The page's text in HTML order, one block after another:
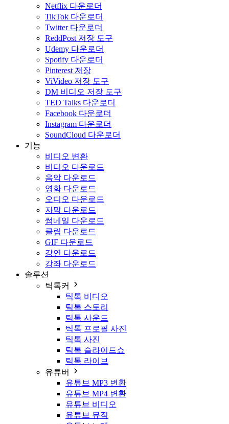
Netflix 다운로더
TikTok 다운로더
Twitter 다운로더
ReddPost 저장 도구
Udemy 다운로더
Spotify 다운로더
Pinterest 저장
ViVideo 저장 도구
DM 비디오 저장 도구
TED Talks 다운로더
Facebook 다운로더
Instagram 다운로더
SoundCloud 다운로더
기능
비디오 변환
비디오 다운로드
음악 다운로드
영화 다운로드
오디오 다운로드
자막 다운로드
썸네일 다운로드
클립 다운로드
GIF 다운로드
강연 다운로드
강좌 다운로드
솔루션
틱톡커
틱톡 비디오
틱톡 스토리
틱톡 사운드
틱톡 프로필 사진
틱톡 사진
틱톡 슬라이드쇼
틱톡 라이브
유튜버
유튜브 MP3 변환
유튜브 MP4 변환
유튜브 비디오
유튜브 뮤직